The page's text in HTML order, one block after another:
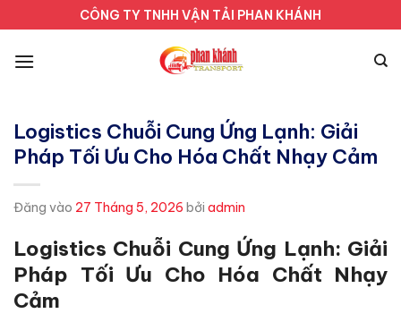
qua
nội
CÔNG TY TNHH VẬN TẢI PHAN KHÁNH
Logistics Chuỗi Cung Ứng Lạnh: Giải
Pháp Tối Ưu Cho Hóa Chất Nhạy Cảm
Đăng vào 27 Tháng 5, 2026 bởi admin
Logistics Chuỗi Cung Ứng Lạnh: Giải
Pháp Tối Ưu Cho Hóa Chất Nhạy
Cảm